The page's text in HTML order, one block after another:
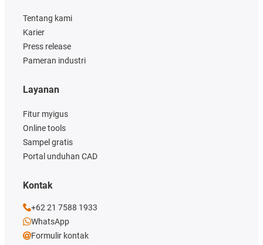
Tentang kami
Karier
Press release
Pameran industri
Layanan
Fitur myigus
Online tools
Sampel gratis
Portal unduhan CAD
Kontak
+62 21 7588 1933
WhatsApp
Formulir kontak